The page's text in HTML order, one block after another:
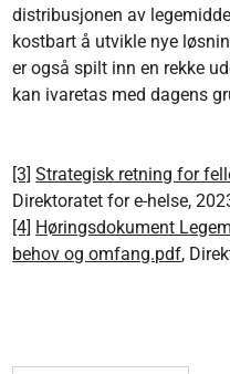
distribusjonen av
kostbart å utvikle nye
er også spilt inn en rekke
kan ivaretas med dagens
[3] Strategisk retning for
Direktoratet for e-helse,
[4] Høringsdokument
behov og omfang.pdf,